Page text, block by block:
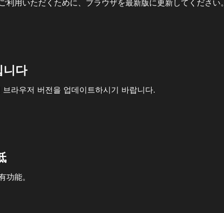
用いただくために、ブラウザを最新版に更新してください。
니다
라우저 버전을 업데이트하시기 바랍니다.
功能。